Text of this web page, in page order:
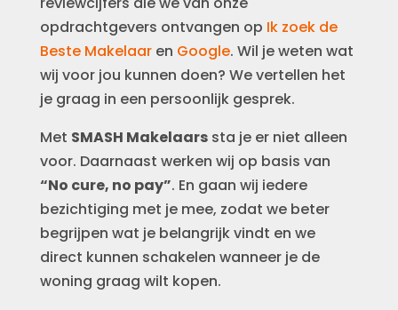
opdrachtgevers ontvangen op Ik zoek de
Beste Makelaaren Google. Wil je weten wat
wij voor jou kunnen doen? We vertellen het
je graag in een persoonlijk gesprek.
Met SMASH Makelaarssta je er niet alleen
voor. Daarnaast werken wij op basis van
“No cure, no pay”. En gaan wij iedere
bezichtiging met je mee, zodat we beter
begrijpen wat je belangrijk vindt en we
direct kunnen schakelen wanneer je de
woning graag wilt kopen.